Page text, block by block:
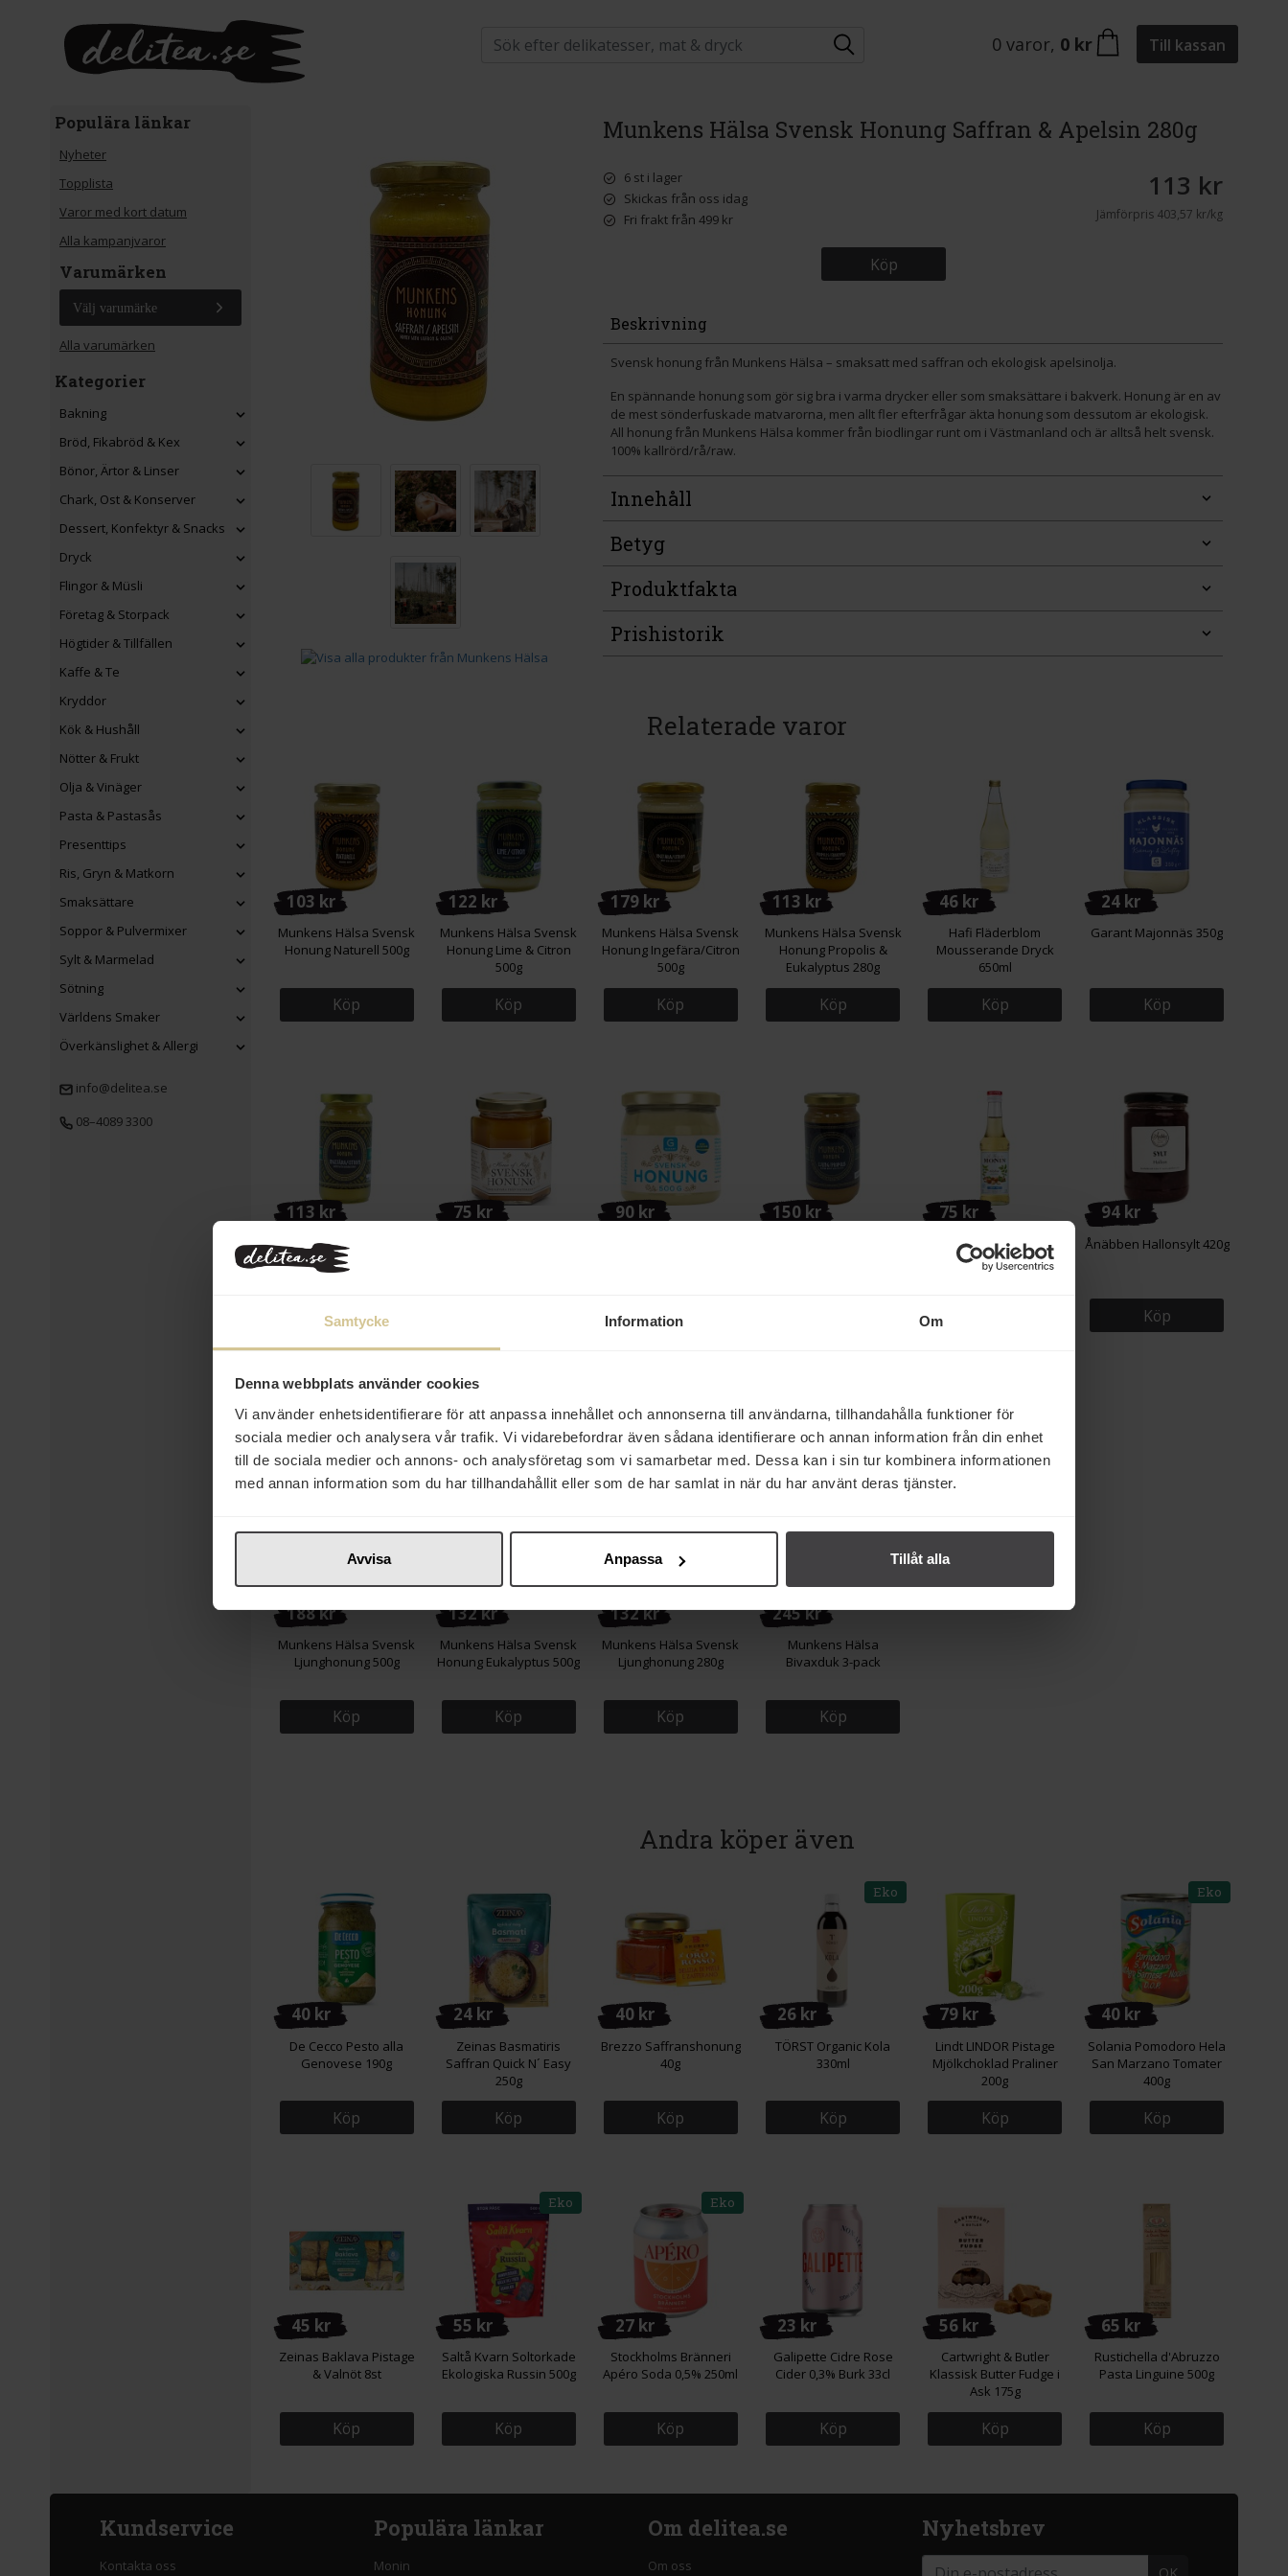
Samtycke Information Om
Denna webbplats använder cookies
Vi använder enhetsidentifierare för att anpassa innehållet och annonserna till användarna, tillhandahålla funktioner för
sociala medier och analysera vår trafik. Vi vidarebefordrar även sådana identifierare och annan information från din enhet
till de sociala medier och annons- och analysföretag som vi samarbetar med. Dessa kan i sin tur kombinera informationen
med annan information som du har tillhandahållit eller som de har samlat in när du har använt deras tjänster.
Avvisa Anpassa Tillåt alla
0 varor, 0 kr Till kassan
Populära länkar
Nyheter
Topplista
Varor med kort datum
Alla kampanjvaror
Varumärken
Välj varumärke
Alla varumärken
Kategorier
Bakning
Bröd, Fikabröd & Kex
Bönor, Ärtor & Linser
Chark, Ost & Konserver
Dessert, Konfektyr & Snacks
Dryck
Flingor & Müsli
Företag & Storpack
Högtider & Tillfällen
Kaffe & Te
Kryddor
Kök & Hushåll
Nötter & Frukt
Olja & Vinäger
Pasta & Pastasås
Presenttips
Ris, Gryn & Matkorn
Smaksättare
Soppor & Pulvermixer
Sylt & Marmelad
Sötning
Världens Smaker
Överkänslighet & Allergi
info@delitea.se
08–4089 3300
Munkens Hälsa Svensk Honung Saffran & Apelsin 280g
6 st i lager
Skickas från oss idag
Fri frakt från 499 kr
113 kr
Jämförpris403,57 kr/kg
Köp
Beskrivning
Svensk honung från Munkens Hälsa – smaksatt med saffran och ekologisk apelsinolja.
En spännande honung som gör sig bra i varma drycker eller som smaksättare i bakverk. Honung är en av
de mest sönderfuskade matvarorna, men allt fler efterfrågar äkta honung som dessutom är ekologisk.
All honung från Munkens Hälsa kommer från biodlingar runt om i Västmanland och är alltså helt svensk.
100% kallrörd/rå/raw.
Innehåll
Betyg
Produktfakta
Prishistorik
Relaterade varor
103 kr
Munkens Hälsa Svensk
Honung Naturell 500g
Köp
122 kr
Munkens Hälsa Svensk
Honung Lime & Citron
500g
Köp
179 kr
Munkens Hälsa Svensk
Honung Ingefära/Citron
500g
Köp
113 kr
Munkens Hälsa Svensk
Honung Propolis &
Eukalyptus 280g
Köp
46 kr
Hafi Fläderblom
Mousserande Dryck
650ml
Köp
24 kr
Garant Majonnäs 350g
Köp
113 kr
Munkens Hälsa Svensk
Honung Ingefära/Citron
280g
Köp
75 kr 90 kr
Köp
150 kr 75 kr
Monin Sugarfree
Hazelnut Syrup 25cl
94 kr
Ånäbben Hallonsylt 420g
Köp
Från samma varumärke
188 kr
Munkens Hälsa Svensk
Ljunghonung 500g
Köp
132 kr
Munkens Hälsa Svensk
Honung Eukalyptus 500g
Köp
132 kr
Munkens Hälsa Svensk
Ljunghonung 280g
Köp
245 kr
Munkens Hälsa
Bivaxduk 3-pack
Köp
Andra köper även
40 kr
De Cecco Pesto alla
Genovese 190g
Köp
24 kr
Zeinas Basmatiris
Saffran Quick N´ Easy
250g
Köp
40 kr
Brezzo Saffranshonung
40g
Köp
26 kr
Eko
TÖRST Organic Kola
330ml
Köp
79 kr
Lindt LINDOR Pistage
Mjölkchoklad Praliner
200g
Köp
40 kr
Eko
Solania Pomodoro Hela
San Marzano Tomater
400g
Köp
45 kr
Zeinas Baklava Pistage
& Valnöt 8st
Köp
55 kr
Eko
Saltå Kvarn Soltorkade
Ekologiska Russin 500g
Köp
27 kr
Eko
Stockholms Bränneri
Apéro Soda 0,5% 250ml
Köp
23 kr
Galipette Cidre Rose
Cider 0,3% Burk 33cl
Köp
56 kr
Cartwright & Butler
Klassisk Butter Fudge i
Ask 175g
Köp
65 kr
Rustichella d'Abruzzo
Pasta Linguine 500g
Köp
Kundservice
Kontakta oss
Populära länkar
Monin
Om delitea.se
Om oss
Nyhetsbrev